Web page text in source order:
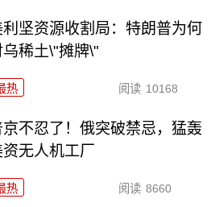
利坚资源收割局：特朗普为何
乌稀土\"摊牌\"
热 阅读 10168
京不忍了！俄突破禁忌，猛轰
无人机工厂
热 阅读 8660